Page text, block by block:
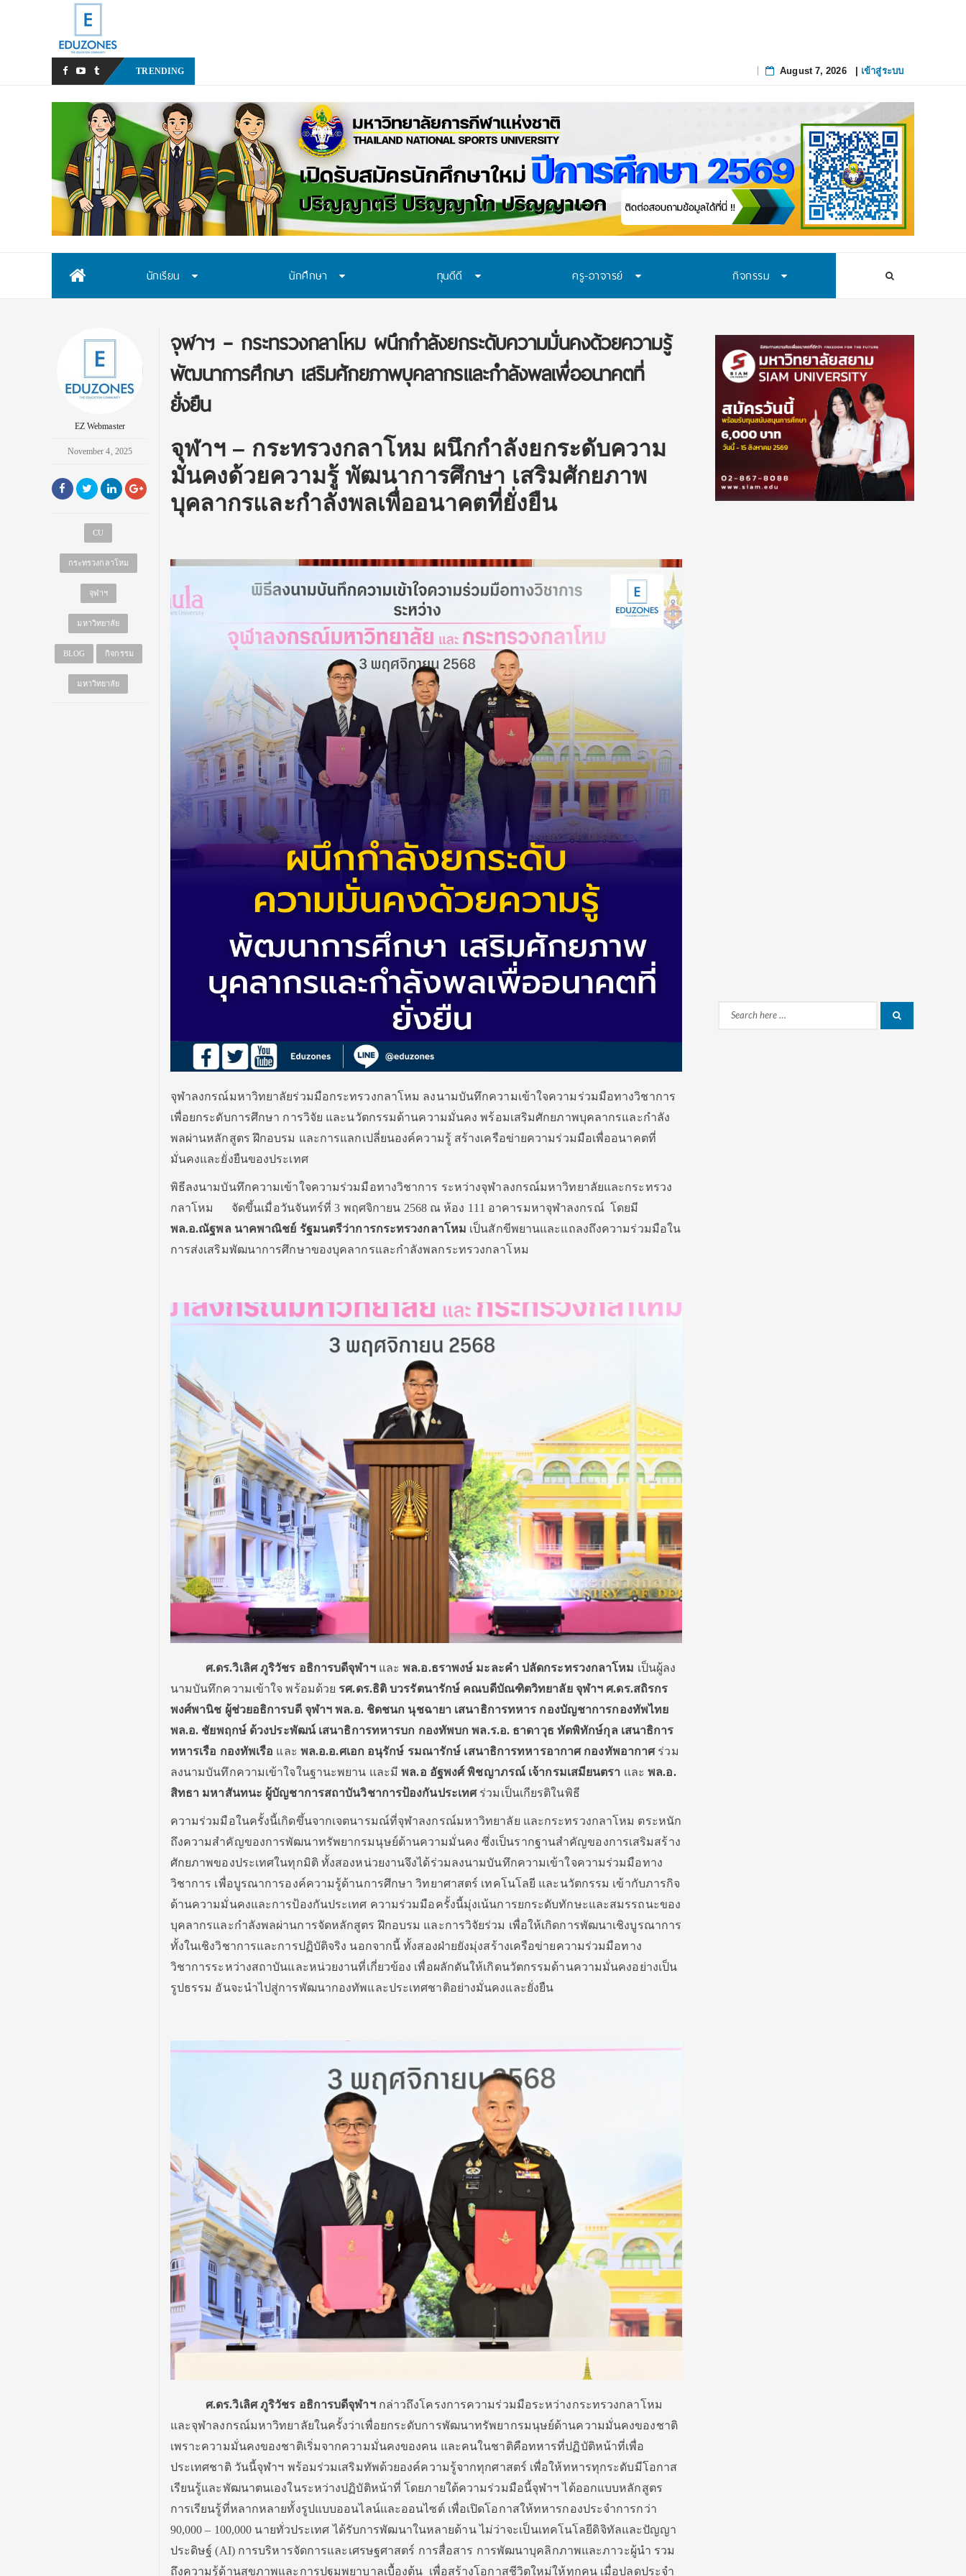
TRENDING August 7, 2026| เข้าสู่ระบบ
นักเรียน นักศึกษา ทุนดีดี ครู-อาจารย์ กิจกรรม
EZ Webmaster
November 4, 2025
CU
กระทรวงกลาโหม
จุฬาฯ
มหาวิทยาลัย
BLOG กิจกรรม
มหาวิทยาลัย
จุฬาฯ – กระทรวงกลาโหม ผนึกกำลังยกระดับความมั่นคงด้วยความรู้
พัฒนาการศึกษา เสริมศักยภาพบุคลากรและกำลังพลเพื่ออนาคตที่
ยั่งยืน
จุฬาฯ – กระทรวงกลาโหม ผนึกกำลังยกระดับความ
มั่นคงด้วยความรู้ พัฒนาการศึกษา เสริมศักยภาพ
บุคลากรและกำลังพลเพื่ออนาคตที่ยั่งยืน
จุฬาลงกรณ์มหาวิทยาลัยร่วมมือกระทรวงกลาโหม ลงนามบันทึกความเข้าใจความร่วมมือทางวิชาการ
เพื่อยกระดับการศึกษา การวิจัย และนวัตกรรมด้านความมั่นคง พร้อมเสริมศักยภาพบุคลากรและกำลัง
พลผ่านหลักสูตร ฝึกอบรม และการแลกเปลี่ยนองค์ความรู้ สร้างเครือข่ายความร่วมมือเพื่ออนาคตที่
มั่นคงและยั่งยืนของประเทศ
พิธีลงนามบันทึกความเข้าใจความร่วมมือทางวิชาการ ระหว่างจุฬาลงกรณ์มหาวิทยาลัยและกระทรวง
กลาโหม จัดขึ้นเมื่อวันจันทร์ที่ 3 พฤศจิกายน 2568 ณ ห้อง 111 อาคารมหาจุฬาลงกรณ์ โดยมี
พล.อ.ณัฐพล นาคพาณิชย์ รัฐมนตรีว่าการกระทรวงกลาโหม เป็นสักขีพยานและแถลงถึงความร่วมมือใน
การส่งเสริมพัฒนาการศึกษาของบุคลากรและกำลังพลกระทรวงกลาโหม
ศ.ดร.วิเลิศ ภูริวัชร อธิการบดีจุฬาฯและพล.อ.ธราพงษ์ มะละคำ ปลัดกระทรวงกลาโหม เป็นผู้ลง
นามบันทึกความเข้าใจ พร้อมด้วย รศ.ดร.ธิติ บวรรัตนารักษ์ คณบดีบัณฑิตวิทยาลัย จุฬาฯ ศ.ดร.สถิรกร
พงศ์พานิช ผู้ช่วยอธิการบดี จุฬาฯ พล.อ. ชิดชนก นุชฉายา เสนาธิการทหาร กองบัญชาการกองทัพไทย
พล.อ. ชัยพฤกษ์ ด้วงประพัฒน์ เสนาธิการทหารบก กองทัพบก พล.ร.อ. ธาดาวุธ ทัดพิทักษ์กุล เสนาธิการ
ทหารเรือ กองทัพเรือ และ พล.อ.อ.ศเอก อนุรักษ์ รมณารักษ์ เสนาธิการทหารอากาศ กองทัพอากาศร่วม
ลงนามบันทึกความเข้าใจในฐานะพยาน เเละมีพล.อ อัฐพงศ์ พิชญาภรณ์ เจ้ากรมเสมียนตรา เเละพล.อ.
สิทธา มหาสันทนะ ผู้บัญชาการสถาบันวิชาการป้องกันประเทศร่วมเป็นเกียรติในพิธี
ความร่วมมือในครั้งนี้เกิดขึ้นจากเจตนารมณ์ที่จุฬาลงกรณ์มหาวิทยาลัย และกระทรวงกลาโหม ตระหนัก
ถึงความสำคัญของการพัฒนาทรัพยากรมนุษย์ด้านความมั่นคง ซึ่งเป็นรากฐานสำคัญของการเสริมสร้าง
ศักยภาพของประเทศในทุกมิติ ทั้งสองหน่วยงานจึงได้ร่วมลงนามบันทึกความเข้าใจความร่วมมือทาง
วิชาการ เพื่อบูรณาการองค์ความรู้ด้านการศึกษา วิทยาศาสตร์ เทคโนโลยี และนวัตกรรม เข้ากับภารกิจ
ด้านความมั่นคงและการป้องกันประเทศ ความร่วมมือครั้งนี้มุ่งเน้นการยกระดับทักษะและสมรรถนะของ
บุคลากรและกำลังพลผ่านการจัดหลักสูตร ฝึกอบรม และการวิจัยร่วม เพื่อให้เกิดการพัฒนาเชิงบูรณาการ
ทั้งในเชิงวิชาการและการปฏิบัติจริง นอกจากนี้ ทั้งสองฝ่ายยังมุ่งสร้างเครือข่ายความร่วมมือทาง
วิชาการระหว่างสถาบันและหน่วยงานที่เกี่ยวข้อง เพื่อผลักดันให้เกิดนวัตกรรมด้านความมั่นคงอย่างเป็น
รูปธรรม อันจะนำไปสู่การพัฒนากองทัพและประเทศชาติอย่างมั่นคงและยั่งยืน
ศ.ดร.วิเลิศ ภูริวัชร อธิการบดีจุฬาฯกล่าวถึงโครงการความร่วมมือระหว่างกระทรวงกลาโหม
และจุฬาลงกรณ์มหาวิทยาลัยในครั้งว่าเพื่อยกระดับการพัฒนาทรัพยากรมนุษย์ด้านความมั่นคงของชาติ
เพราะความมั่นคงของชาติเริ่มจากความมั่นคงของคน และคนในชาติคือทหารที่ปฏิบัติหน้าที่เพื่อ
ประเทศชาติ วันนี้จุฬาฯ พร้อมร่วมเสริมทัพด้วยองค์ความรู้จากทุกศาสตร์ เพื่อให้ทหารทุกระดับมีโอกาส
เรียนรู้และพัฒนาตนเองในระหว่างปฏิบัติหน้าที่ โดยภายใต้ความร่วมมือนี้จุฬาฯ ได้ออกแบบหลักสูตร
การเรียนรู้ที่หลากหลายทั้งรูปแบบออนไลน์และออนไซต์ เพื่อเปิดโอกาสให้ทหารกองประจำการกว่า
90,000 – 100,000 นายทั่วประเทศ ได้รับการพัฒนาในหลายด้าน ไม่ว่าจะเป็นเทคโนโลยีดิจิทัลและปัญญา
ประดิษฐ์ (AI) การบริหารจัดการและเศรษฐศาสตร์ การสื่อสาร การพัฒนาบุคลิกภาพและภาวะผู้นำ รวม
ถึงความรู้ด้านสุขภาพและการปฐมพยาบาลเบื้องต้น เพื่อสร้างโอกาสชีวิตใหม่ให้ทุกคน เมื่อปลดประจำ
Search